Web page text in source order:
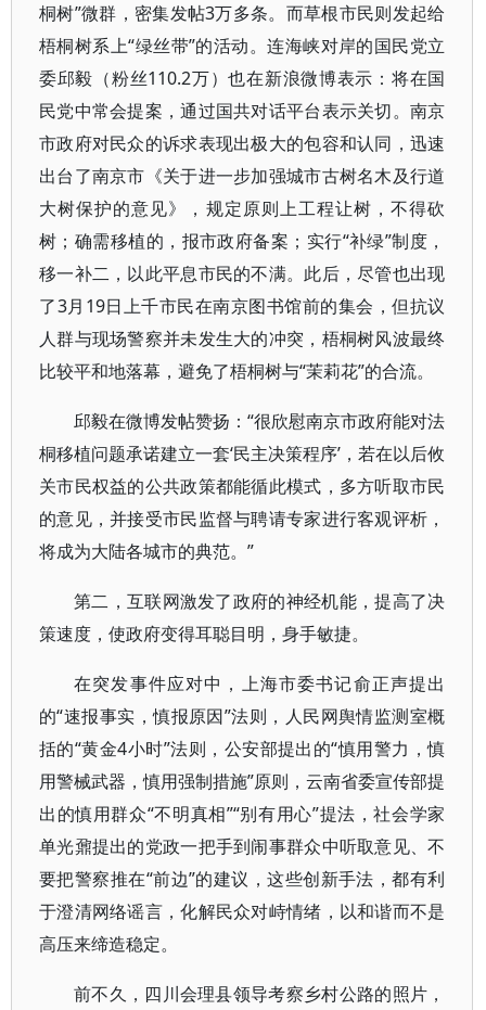
桐树”微群，密集发帖3万多条。而草根市民则发起给
梧桐树系上“绿丝带”的活动。连海峡对岸的国民党立
委邱毅（粉丝110.2万）也在新浪微博表示：将在国
民党中常会提案，通过国共对话平台表示关切。南京
市政府对民众的诉求表现出极大的包容和认同，迅速
出台了南京市《关于进一步加强城市古树名木及行道
大树保护的意见》，规定原则上工程让树，不得砍
树；确需移植的，报市政府备案；实行“补绿”制度，
移一补二，以此平息市民的不满。此后，尽管也出现
了3月19日上千市民在南京图书馆前的集会，但抗议
人群与现场警察并未发生大的冲突，梧桐树风波最终
比较平和地落幕，避免了梧桐树与“茉莉花”的合流。
邱毅在微博发帖赞扬：“很欣慰南京市政府能对法
桐移植问题承诺建立一套‘民主决策程序’，若在以后攸
关市民权益的公共政策都能循此模式，多方听取市民
的意见，并接受市民监督与聘请专家进行客观评析，
将成为大陆各城市的典范。”
第二，互联网激发了政府的神经机能，提高了决
策速度，使政府变得耳聪目明，身手敏捷。
在突发事件应对中，上海市委书记俞正声提出
的“速报事实，慎报原因”法则，人民网舆情监测室概
括的“黄金4小时”法则，公安部提出的“慎用警力，慎
用警械武器，慎用强制措施”原则，云南省委宣传部提
出的慎用群众“不明真相”“别有用心”提法，社会学家
单光鼐提出的党政一把手到闹事群众中听取意见、不
要把警察推在“前边”的建议，这些创新手法，都有利
于澄清网络谣言，化解民众对峙情绪，以和谐而不是
高压来缔造稳定。
前不久，四川会理县领导考察乡村公路的照片，